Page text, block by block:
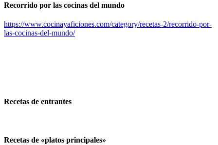
Recorrido por las cocinas del mundo
https://www.cocinayaficiones.com/category/recetas-2/recorrido-por-
las-cocinas-del-mundo/
Recetas de entrantes
Recetas de «platos principales»